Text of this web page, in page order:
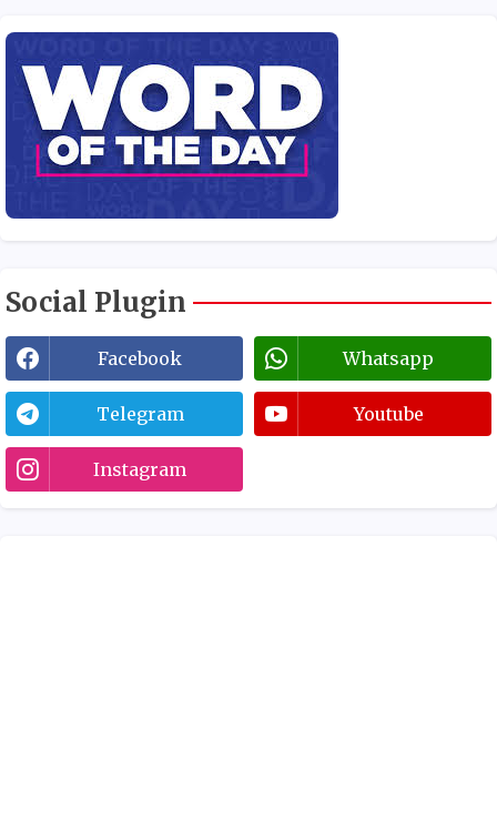
Social Plugin
Facebook Whatsapp
Telegram Youtube
Instagram